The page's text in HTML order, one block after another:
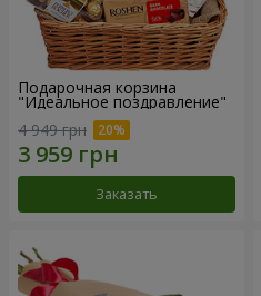
Подарочная корзина
"Идеальное поздравление"
4 949 грн
Заказать